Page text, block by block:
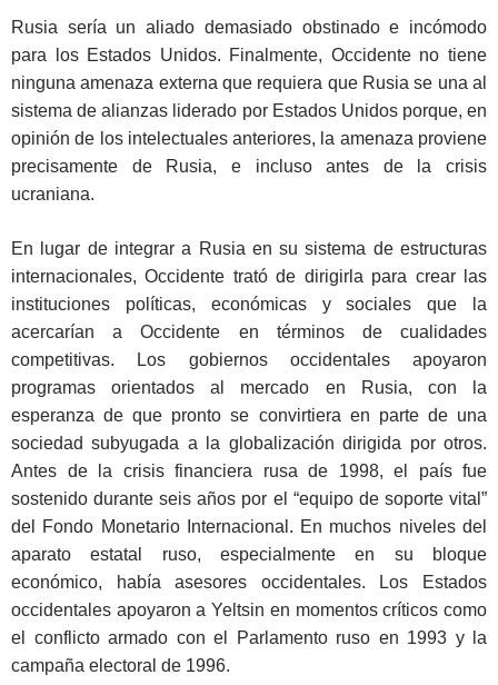
Rusia sería un aliado demasiado obstinado e incómodo
para los Estados Unidos. Finalmente, Occidente no tiene
ninguna amenaza externa que requiera que Rusia se una al
sistema de alianzas liderado por Estados Unidos porque, en
opinión de los intelectuales anteriores, la amenaza proviene
precisamente de Rusia, e incluso antes de la crisis
ucraniana.
En lugar de integrar a Rusia en su sistema de estructuras
internacionales, Occidente trató de dirigirla para crear las
instituciones políticas, económicas y sociales que la
acercarían a Occidente en términos de cualidades
competitivas. Los gobiernos occidentales apoyaron
programas orientados al mercado en Rusia, con la
esperanza de que pronto se convirtiera en parte de una
sociedad subyugada a la globalización dirigida por otros.
Antes de la crisis financiera rusa de 1998, el país fue
sostenido durante seis años por el “equipo de soporte vital”
del Fondo Monetario Internacional. En muchos niveles del
aparato estatal ruso, especialmente en su bloque
económico, había asesores occidentales. Los Estados
occidentales apoyaron a Yeltsin en momentos críticos como
el conflicto armado con el Parlamento ruso en 1993 y la
campaña electoral de 1996.